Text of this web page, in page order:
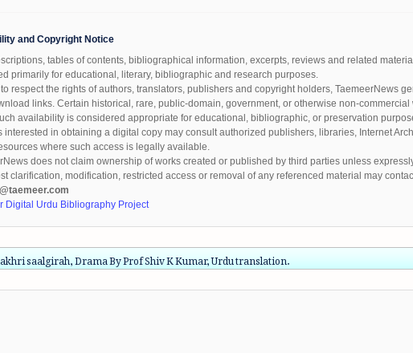
and Copyright Notice
tables of contents, bibliographical information, excerpts, reviews and related
primarily for educational, literary, bibliographic and research purposes.
to respect the rights of authors, translators, publishers and copyright holders, TaemeerNews
links. Certain historical, rare, public-domain, government, or otherwise non-
availability is considered appropriate for educational, bibliographic, or preservation
interested in obtaining a digital copy may consult authorized publishers, libraries, Internet
where such access is legally available.
does not claim ownership of works created or published by third parties unless
clarification, modification, restricted access or removal of any referenced material may
Digital Urdu Bibliography Project
saalgirah, Drama By Prof Shiv K Kumar, Urdu translation.